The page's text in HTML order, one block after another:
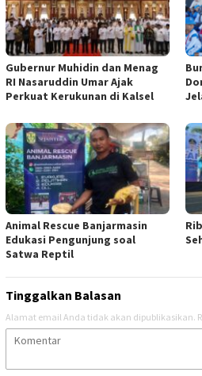
Gubernur Muhidin dan Menag
RI Nasaruddin Umar Ajak
Perkuat Kerukunan di Kalsel
Animal Rescue Banjarmasin
Edukasi Pengunjung soal
Satwa Reptil
Tinggalkan Balasan
Alamat email Anda tidak akan dipublikasikan.